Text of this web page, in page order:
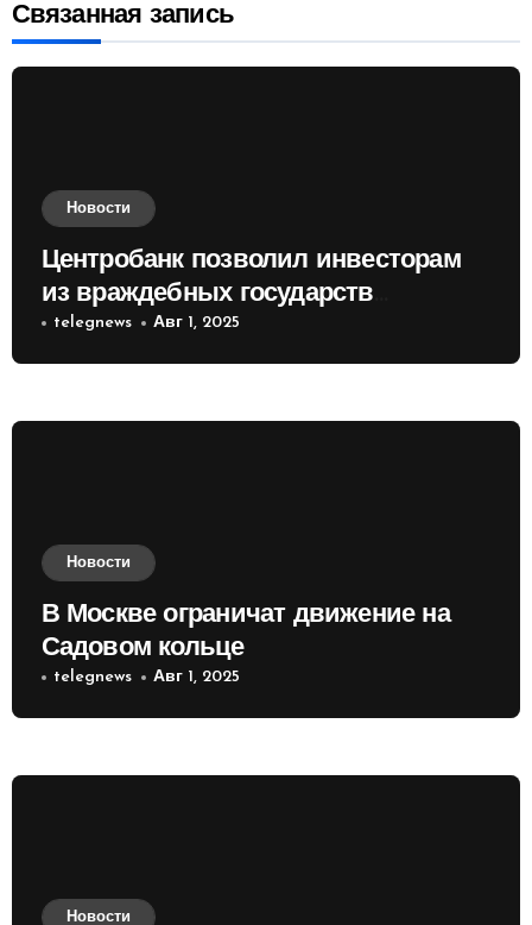
Связанная запись
Новости
Центробанк позволил инвесторам
из враждебных государств
приобретать валюту
telegnews Авг 1, 2025
Новости
В Москве ограничат движение на
Садовом кольце
telegnews Авг 1, 2025
Новости